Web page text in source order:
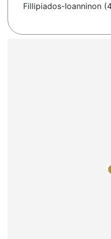
Fillipiados-Ioanninon